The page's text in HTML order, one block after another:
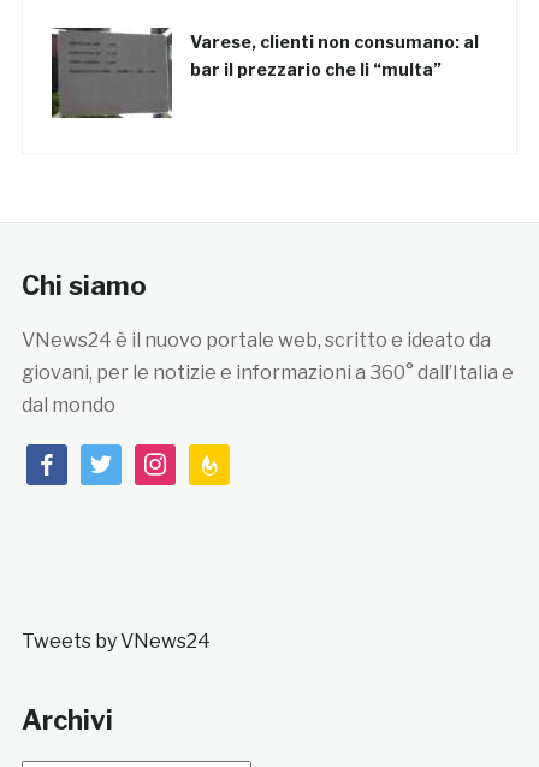
Varese, clienti non consumano: al
bar il prezzario che li “multa”
Chi siamo
VNews24 è il nuovo portale web, scritto e ideato da
giovani, per le notizie e informazioni a 360° dall’Italia e
dal mondo
facebooktwitterinstagramfeedburner
Tweets by VNews24
Archivi